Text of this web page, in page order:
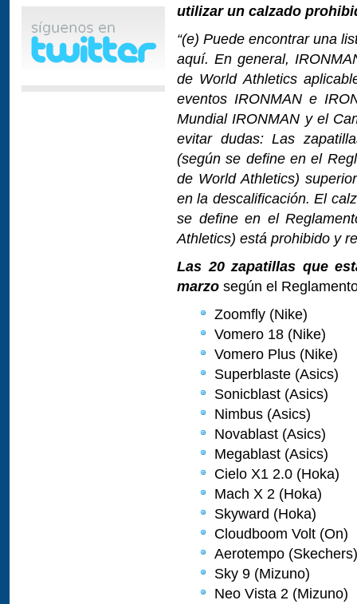
utilizar un calzado
“(e) Puede encontrar una
aquí. En general,
de World Athletics
eventos IRONMAN e
Mundial IRONMAN y el
evitar dudas: Las
(según se define en el
de World Athletics)
en la descalificación. El
se define en el
Athletics) está prohibido y
Las 20 zapatillas que
marzo según el
Zoomfly (Nike)
Vomero 18 (Nike)
Vomero Plus (Nike)
Superblaste (Asics)
Sonicblast (Asics)
Nimbus (Asics)
Novablast (Asics)
Megablast (Asics)
Cielo X1 2.0 (Hoka)
Mach X 2 (Hoka)
Skyward (Hoka)
Cloudboom Volt (On)
Aerotempo (Skechers)
Sky 9 (Mizuno)
Neo Vista 2 (Mizuno)